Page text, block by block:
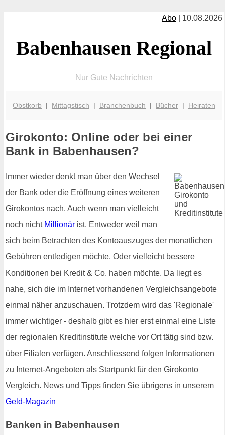
Abo | 10.08.2026
Babenhausen Regional
Nur Gute Nachrichten
Obstkorb | Mittagstisch | Branchenbuch | Bücher | Heiraten
Girokonto: Online oder bei einer
Bank in Babenhausen?
Immer wieder denkt man über den Wechsel
der Bank oder die Eröffnung eines weiteren
Girokontos nach. Auch wenn man vielleicht
noch nicht Millionär ist. Entweder weil man
sich beim Betrachten des Kontoauszuges der monatlichen
Gebühren entledigen möchte. Oder vielleicht bessere
Konditionen bei Kredit & Co. haben möchte. Da liegt es
nahe, sich die im Internet vorhandenen Vergleichsangebote
einmal näher anzuschauen. Trotzdem wird das 'Regionale'
immer wichtiger - deshalb gibt es hier erst einmal eine Liste
der regionalen Kreditinstitute welche vor Ort tätig sind bzw.
über Filialen verfügen. Anschliessend folgen Informationen
zu Internet-Angeboten als Startpunkt für den Girokonto
Vergleich. News und Tipps finden Sie übrigens in unserem
Geld-Magazin
Banken in Babenhausen